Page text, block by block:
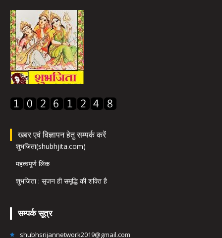
खबर एवं विज्ञापन हेतु सम्पर्क करें
शुभजिता(shubhjita.com)
महत्वपूर्ण लिंक
शुभजिता : सृजन ही समृद्धि की शक्ति है
सम्पर्क सूत्र
shubhsrijannetwork2019@gmail.com